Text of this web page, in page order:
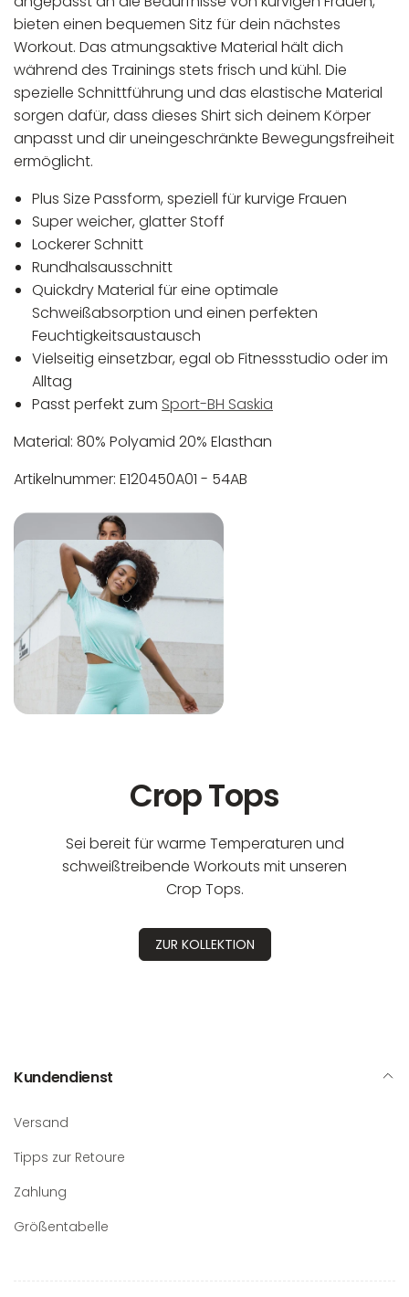
bieten einen bequemen Sitz für dein nächstes
Workout. Das atmungsaktive Material hält dich
während des Trainings stets frisch und kühl. Die
spezielle Schnittführung und das elastische Material
sorgen dafür, dass dieses Shirt sich deinem Körper
anpasst und dir uneingeschränkte Bewegungsfreiheit
ermöglicht.
Plus Size Passform, speziell für kurvige Frauen
Super weicher, glatter Stoff
Lockerer Schnitt
Rundhalsausschnitt
Quickdry Material für eine optimale
Schweißabsorption und einen perfekten
Feuchtigkeitsaustausch
Vielseitig einsetzbar, egal ob Fitnessstudio oder im
Alltag
Passt perfekt zum Sport-BH Saskia
Material: 80% Polyamid 20% Elasthan
Artikelnummer: E120450A01 - 54AB
Maschinenwäsche bis 30°C
Nicht bleichen
Nicht bügeln
Nicht trocknergeeignet
In der EU niedergelassener verantwortlicher
Wirtschaftsakteur:
Crop Tops
Sei bereit für warme Temperaturen und
schweißtreibende Workouts mit unseren
Crop Tops.
ZUR KOLLEKTION
Kundendienst
Versand
Tipps zur Retoure
Zahlung
Größentabelle